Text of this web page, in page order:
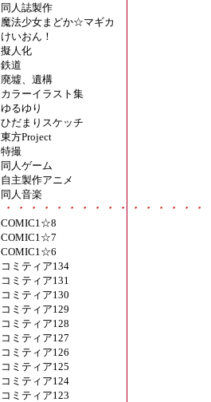
同人誌製作
魔法少女まどか☆マギカ
けいおん！
擬人化
鉄道
廃墟、遺構
カラーイラスト集
ゆるゆり
ひだまりスケッチ
東方Project
特撮
同人ゲーム
自主製作アニメ
同人音楽
・・・・・・・・・・・・・・・・
COMIC1☆8
COMIC1☆7
COMIC1☆6
コミティア134
コミティア131
コミティア130
コミティア129
コミティア128
コミティア127
コミティア126
コミティア125
コミティア124
コミティア123